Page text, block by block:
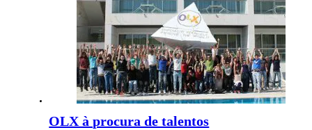
OLX à procura de talentos